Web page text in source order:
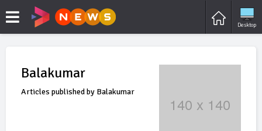
Desktop
Balakumar
Articles published by Balakumar